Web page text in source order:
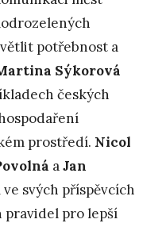
potřebnost a
Sýkorová
českých
prostředí. Nicol
aJan
ve svých příspěvcích
pro lepší